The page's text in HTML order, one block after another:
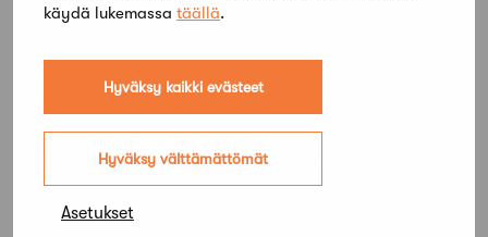
käydä lukemassa täällä.
Hyväksy kaikki evästeet
Hyväksy välttämättömät
Asetukset
7 kesäkuun, 2024
Habitaren ammattilaisalusta Habitare
Pro jatkaa vahvaa kasvuaan – uutta
teemoitetut päivät osana ohjelmaa